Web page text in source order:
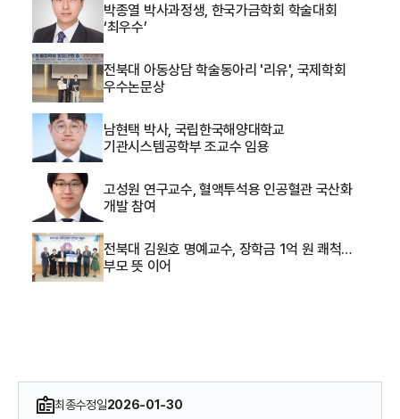
박종열 박사과정생, 한국가금학회 학술대회
‘최우수’
전북대 아동상담 학술동아리 '리유', 국제학회
우수논문상
남현택 박사, 국립한국해양대학교
기관시스템공학부 조교수 임용
고성원 연구교수, 혈액투석용 인공혈관 국산화
개발 참여
전북대 김원호 명예교수, 장학금 1억 원 쾌척…
부모 뜻 이어
최종수정일2026-01-30